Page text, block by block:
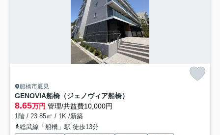
船橋市夏見
GENOVIA船橋（ジェノヴィア船橋）
8.65万円 管理/共益費10,000円
1階 / 23.85㎡ / 1K /新築
総武線「船橋」駅 徒歩13分